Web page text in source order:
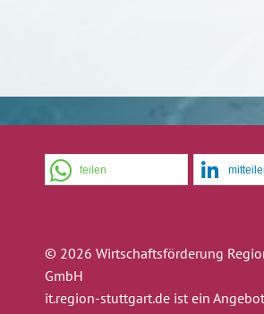
teilen
© 2026 Wirtschaftsförderung
GmbH
it.region-stuttgart.de ist ein